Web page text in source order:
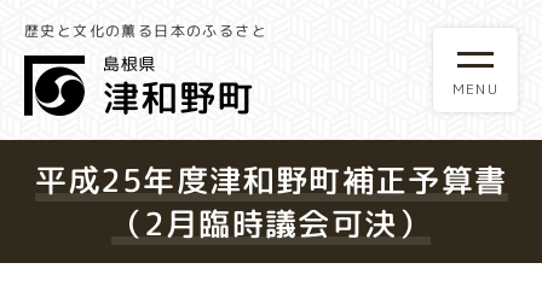
歴史と文化の薫る日本のふるさと
平成25年度津和野町補正予算書
（2月臨時議会可決）